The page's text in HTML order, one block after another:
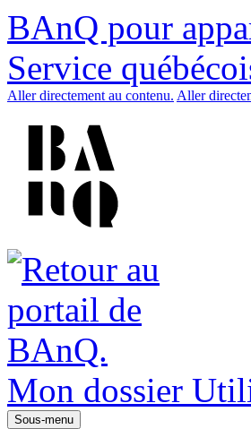
BAnQ pour
Service
Aller directement au contenu. Aller
Mon dossier
Sous-menu